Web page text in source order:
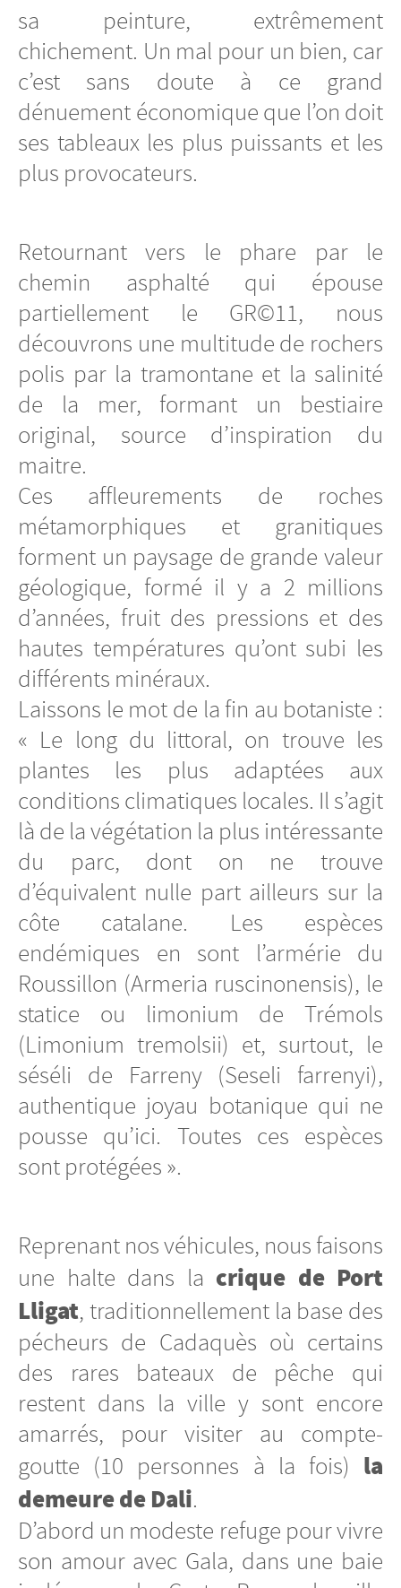
sa peinture, extrêmement
chichement. Un mal pour un bien, car
c’est sans doute à ce grand
dénuement économique que l’on doit
ses tableaux les plus puissants et les
plus provocateurs.
Retournant vers le phare par le
chemin asphalté qui épouse
partiellement le GR©11, nous
découvrons une multitude de rochers
polis par la tramontane et la salinité
de la mer, formant un bestiaire
original, source d’inspiration du
maitre.
Ces affleurements de roches
métamorphiques et granitiques
forment un paysage de grande valeur
géologique, formé il y a 2 millions
d’années, fruit des pressions et des
hautes températures qu’ont subi les
différents minéraux.
Laissons le mot de la fin au botaniste :
« Le long du littoral, on trouve les
plantes les plus adaptées aux
conditions climatiques locales. Il s’agit
là de la végétation la plus intéressante
du parc, dont on ne trouve
d’équivalent nulle part ailleurs sur la
côte catalane. Les espèces
endémiques en sont l’armérie du
Roussillon (Armeria ruscinonensis), le
statice ou limonium de Trémols
(Limonium tremolsii) et, surtout, le
séséli de Farreny (Seseli farrenyi),
authentique joyau botanique qui ne
pousse qu’ici. Toutes ces espèces
sont protégées ».
Reprenant nos véhicules, nous faisons
une halte dans la crique de Port
Lligat, traditionnellement la base des
pécheurs de Cadaquès où certains
des rares bateaux de pêche qui
restent dans la ville y sont encore
amarrés, pour visiter au compte-
goutte (10 personnes à la fois) la
demeure de Dali.
D’abord un modeste refuge pour vivre
son amour avec Gala, dans une baie